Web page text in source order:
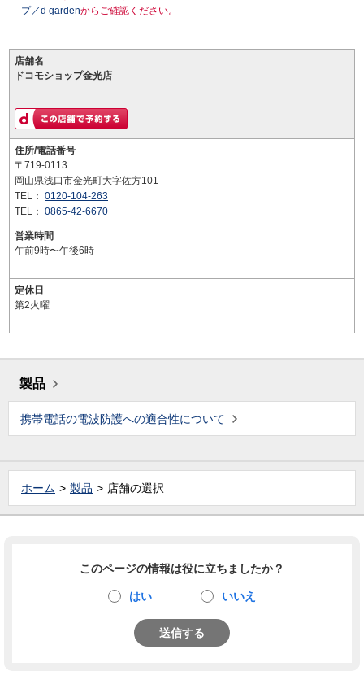
プ／d gardenからご確認ください。
店舗名
ドコモショップ金光店
住所/電話番号
〒719-0113
岡山県浅口市金光町大字佐方101
TEL： 0120-104-263
TEL： 0865-42-6670
営業時間
午前9時〜午後6時
定休日
第2火曜
製品
携帯電話の電波防護への適合性について
ホーム 製品 店舗の選択
このページの情報は役に立ちましたか？
はい いいえ
送信する